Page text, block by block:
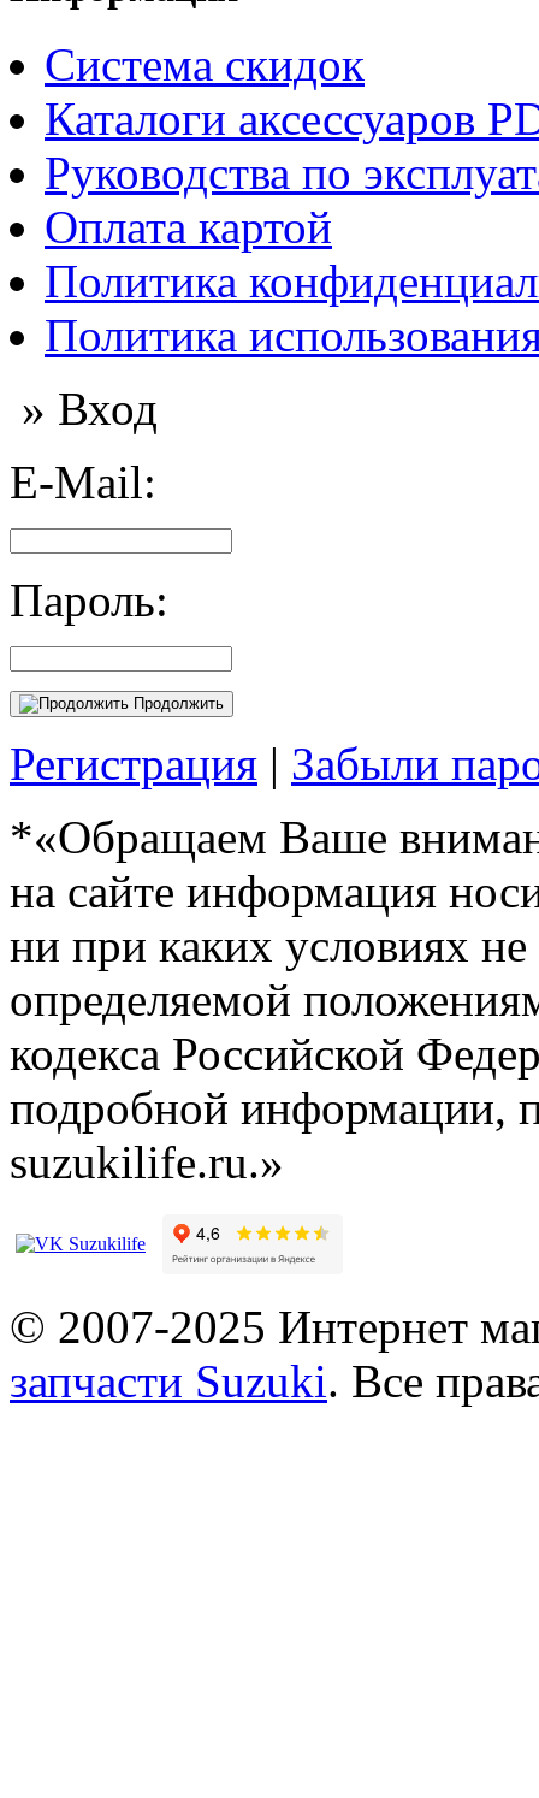
Система скидок
Каталоги аксессуаров
Руководства по
Оплата картой
Политика
Политика
» Вход
E-Mail:
Пароль:
Продолжить
Регистрация | Забыли
*«Обращаем Ваше
на сайте информация
ни при каких условиях
определяемой
кодекса Российской
подробной информации,
suzukilife.ru.»
© 2007-2025 Интернет
запчасти Suzuki. Все